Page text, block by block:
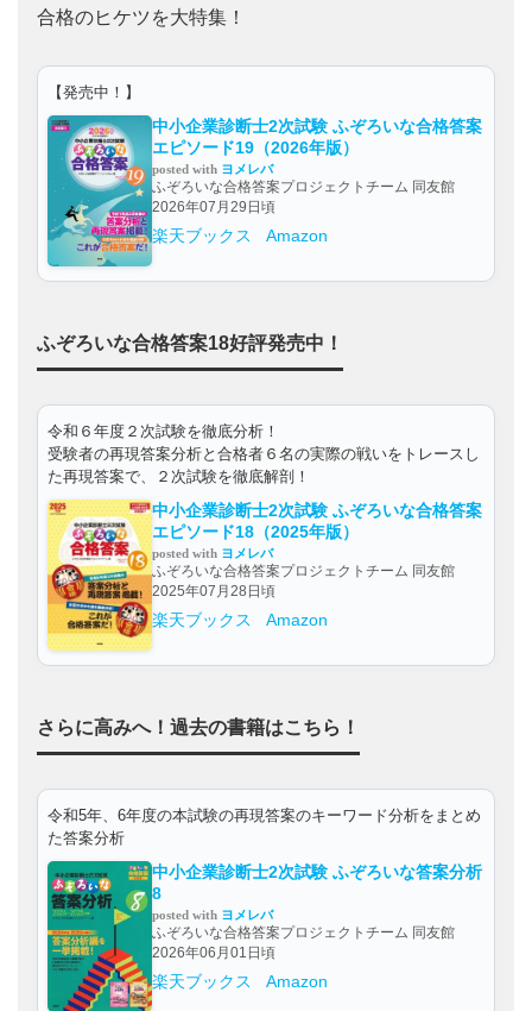
合格のヒケツを大特集！
【発売中！】
中小企業診断士2次試験 ふぞろいな合格答案
エピソード19（2026年版）
posted with ヨメレバ
ふぞろいな合格答案プロジェクトチーム 同友館
2026年07月29日頃
楽天ブックス Amazon
ふぞろいな合格答案18好評発売中！
令和６年度２次試験を徹底分析！
受験者の再現答案分析と合格者６名の実際の戦いをトレースし
た再現答案で、２次試験を徹底解剖！
中小企業診断士2次試験 ふぞろいな合格答案
エピソード18（2025年版）
posted with ヨメレバ
ふぞろいな合格答案プロジェクトチーム 同友館
2025年07月28日頃
楽天ブックス Amazon
さらに高みへ！過去の書籍はこちら！
令和5年、6年度の本試験の再現答案のキーワード分析をまとめ
た答案分析
中小企業診断士2次試験 ふぞろいな答案分析
8
posted with ヨメレバ
ふぞろいな合格答案プロジェクトチーム 同友館
2026年06月01日頃
楽天ブックス Amazon